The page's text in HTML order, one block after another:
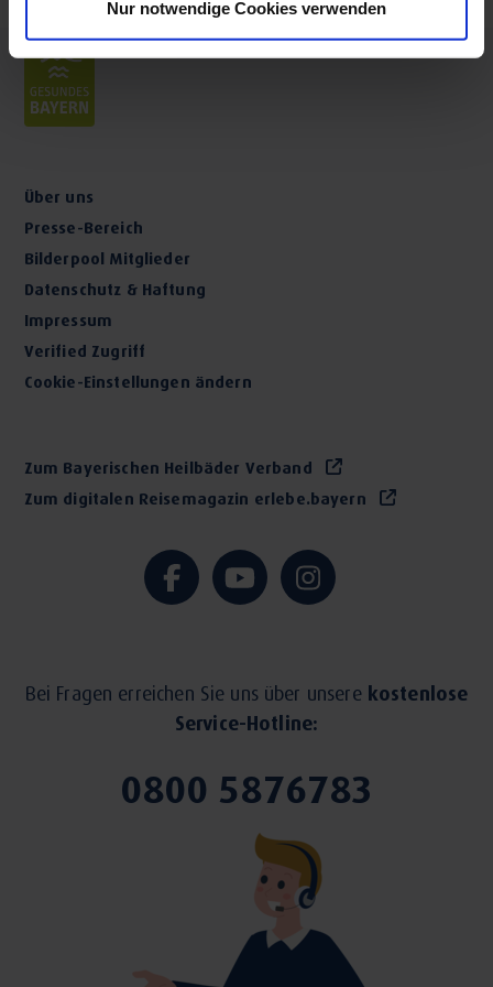
Nur notwendige Cookies verwenden
Über uns
Presse-Bereich
Bilderpool Mitglieder
Datenschutz & Haftung
Impressum
Verified Zugriff
Cookie-Einstellungen ändern
Zum Bayerischen Heilbäder Verband
Zum digitalen Reisemagazin erlebe.bayern
Bei Fragen erreichen Sie uns über unsere kostenlose
Service-Hotline:
0800 5876783